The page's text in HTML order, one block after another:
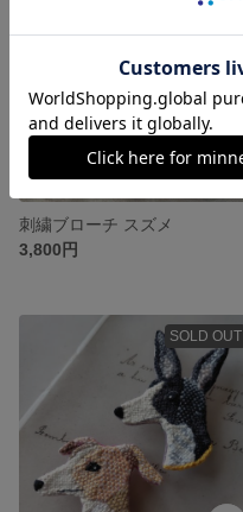
刺繍ブローチ スズメ
3,800円
SOLD OUT